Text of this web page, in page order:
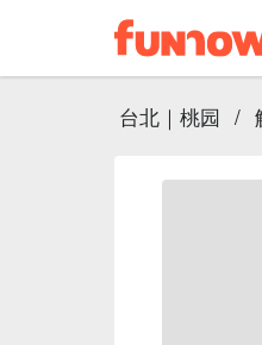
台北｜桃园 /